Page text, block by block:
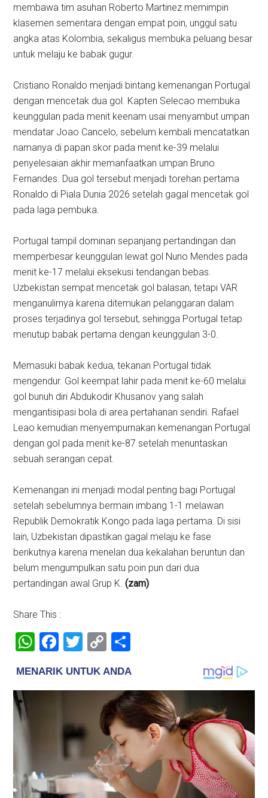
membawa tim asuhan Roberto Martinez memimpin
klasemen sementara dengan empat poin, unggul satu
angka atas Kolombia, sekaligus membuka peluang besar
untuk melaju ke babak gugur.
Cristiano Ronaldo menjadi bintang kemenangan Portugal
dengan mencetak dua gol. Kapten Selecao membuka
keunggulan pada menit keenam usai menyambut umpan
mendatar Joao Cancelo, sebelum kembali mencatatkan
namanya di papan skor pada menit ke-39 melalui
penyelesaian akhir memanfaatkan umpan Bruno
Fernandes. Dua gol tersebut menjadi torehan pertama
Ronaldo di Piala Dunia 2026 setelah gagal mencetak gol
pada laga pembuka.
Portugal tampil dominan sepanjang pertandingan dan
memperbesar keunggulan lewat gol Nuno Mendes pada
menit ke-17 melalui eksekusi tendangan bebas.
Uzbekistan sempat mencetak gol balasan, tetapi VAR
menganulirnya karena ditemukan pelanggaran dalam
proses terjadinya gol tersebut, sehingga Portugal tetap
menutup babak pertama dengan keunggulan 3-0.
Memasuki babak kedua, tekanan Portugal tidak
mengendur. Gol keempat lahir pada menit ke-60 melalui
gol bunuh diri Abdukodir Khusanov yang salah
mengantisipasi bola di area pertahanan sendiri. Rafael
Leao kemudian menyempurnakan kemenangan Portugal
dengan gol pada menit ke-87 setelah menuntaskan
sebuah serangan cepat.
Kemenangan ini menjadi modal penting bagi Portugal
setelah sebelumnya bermain imbang 1-1 melawan
Republik Demokratik Kongo pada laga pertama. Di sisi
lain, Uzbekistan dipastikan gagal melaju ke fase
berikutnya karena menelan dua kekalahan beruntun dan
belum mengumpulkan satu poin pun dari dua
pertandingan awal Grup K. (zam)
Share This :
WhatsApp
Facebook
Twitter
Copy